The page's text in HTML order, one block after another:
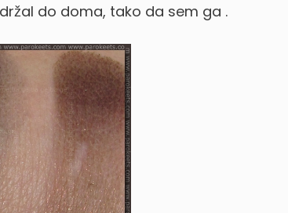
do doma, tako da sem ga .